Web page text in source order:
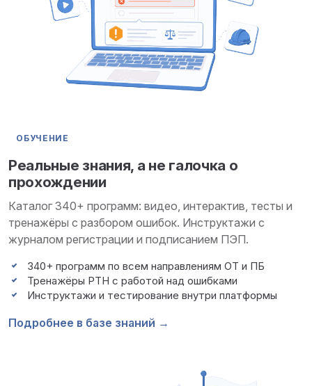
ОБУЧЕНИЕ
Реальные знания, а не галочка о
прохождении
Каталог 340+ программ: видео, интерактив, тесты и
тренажёры с разбором ошибок. Инструктажи с
журналом регистрации и подписанием ПЭП.
340+ программ по всем направлениям ОТ и ПБ
Тренажёры РТН с работой над ошибками
Инструктажи и тестирование внутри платформы
Подробнее в базе знаний →